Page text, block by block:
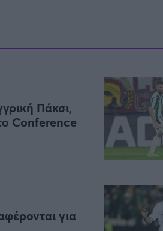
Πάκσι,
Conference
για